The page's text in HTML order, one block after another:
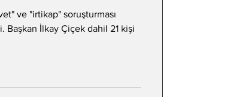
ve "irtikap" soruşturması
Başkan İlkay Çiçek dahil 21 kişi